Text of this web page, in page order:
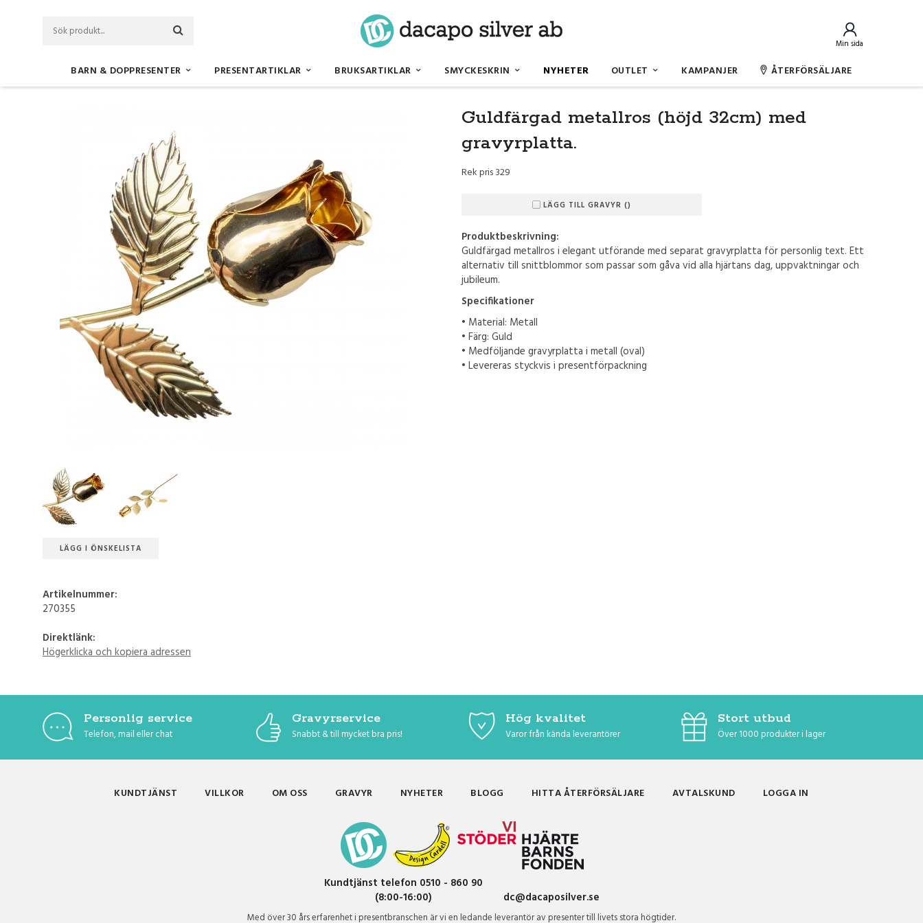
Min sida
BARN & DOPPRESENTER PRESENTARTIKLAR BRUKSARTIKLAR SMYCKESKRIN NYHETER OUTLET KAMPANJER ÅTERFÖRSÄLJARE
Guldfärgad metallros (höjd 32cm) med
gravyrplatta.
Rek pris 329
LÄGG TILL GRAVYR ()
Produktbeskrivning:
Guldfärgad metallros i elegant utförande med separat gravyrplatta för personlig text. Ett
alternativ till snittblommor som passar som gåva vid alla hjärtans dag, uppvaktningar och
jubileum.
Specifikationer
• Material: Metall
• Färg: Guld
• Medföljande gravyrplatta i metall (oval)
• Levereras styckvis i presentförpackning
LÄGG I ÖNSKELISTA
Artikelnummer:
270355
Direktlänk:
Högerklicka och kopiera adressen
Personlig service
Telefon, mail eller chat
Gravyrservice
Snabbt & till mycket bra pris!
Hög kvalitet
Varor från kända leverantörer
Stort utbud
Över 1000 produkter i lager
KUNDTJÄNST VILLKOR OM OSS GRAVYR NYHETER BLOGG HITTA ÅTERFÖRSÄLJARE AVTALSKUND LOGGA IN
Kundtjänst telefon 0510 - 860 90
(8:00-16:00)
dc@dacaposilver.se
Med över 30 års erfarenhet i presentbranschen är vi en ledande leverantör av presenter till livets stora högtider.